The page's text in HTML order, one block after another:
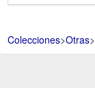
Colecciones>Otras>